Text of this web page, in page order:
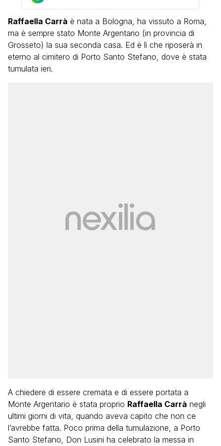
Raffaella Carrà è nata a Bologna, ha vissuto a Roma,
ma è sempre stato Monte Argentario (in provincia di
Grosseto) la sua seconda casa. Ed è lì che riposerà in
eterno al cimitero di Porto Santo Stefano, dove è stata
tumulata ieri.
A chiedere di essere cremata e di essere portata a
Monte Argentario è stata proprio Raffaella Carrà negli
ultimi giorni di vita, quando aveva capito che non ce
l’avrebbe fatta. Poco prima della tumulazione, a Porto
Santo Stefano, Don Lusini ha celebrato la messa in